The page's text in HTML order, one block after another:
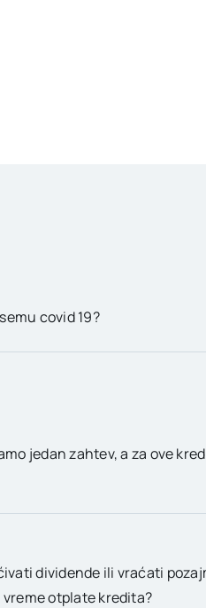
covid 19?
jedan zahtev, a za ove
dividende ili vraćati
otplate kredita?